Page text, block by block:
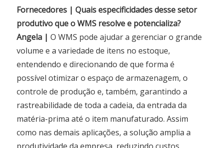
Fornecedores | Quais especificidades desse setor
produtivo que o WMS resolve e potencializa?
Angela | O WMS pode ajudar a gerenciar o grande
volume e a variedade de itens no estoque,
entendendo e direcionando de que forma é
possível otimizar o espaço de armazenagem, o
controle de produção e, também, garantindo a
rastreabilidade de toda a cadeia, da entrada da
matéria-prima até o item manufaturado. Assim
como nas demais aplicações, a solução amplia a